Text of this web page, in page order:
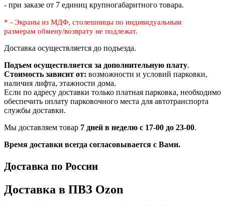
- при заказе от 7 единиц крупногабаритного товара.
* - Экраны из МДФ, столешницы по индивидуальным
размерам обмену/возврату не подлежат.
Доставка осуществляется до подъезда.
Подъем осуществляется за дополнительную плату.
Стоимость зависит от: возможности и условий парковки,
наличия лифта, этажности дома.
Если по адресу доставки только платная парковка, необходимо
обеспечить оплату парковочного места для автотранспорта
службы доставки.
Мы доставляем товар 7 дней в неделю с 17-00 до 23-00.
Время доставки всегда согласовывается с Вами.
Доставка по России
Доставка в ПВЗ Ozon